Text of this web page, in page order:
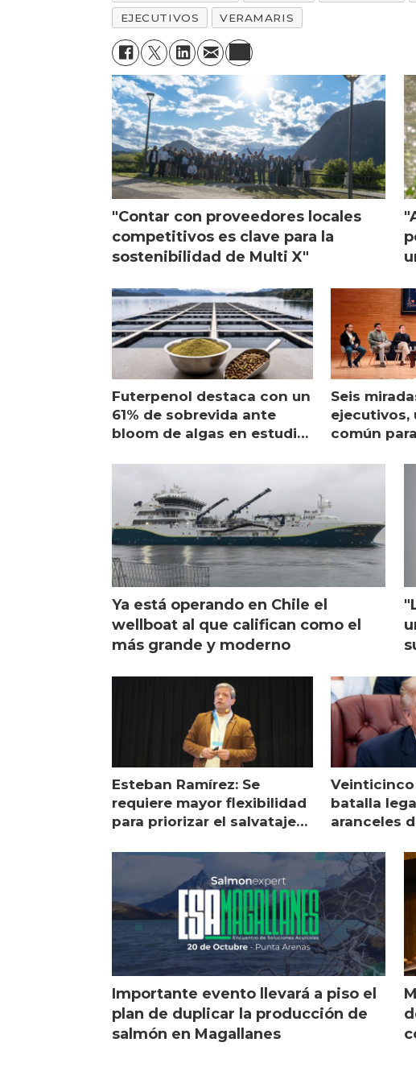
EJECUTIVOS
VERAMARIS
"Contar con proveedores locales
competitivos es clave para la
sostenibilidad de Multi X"
Futerpenol destaca con un
61% de sobrevida ante
bloom de algas en estudio
Seis
ejecutivos,
común
Ya está operando en Chile el
wellboat al que califican como el
más grande y moderno
Esteban Ramírez: Se
requiere mayor flexibilidad
para priorizar el salvataje
batalla
aranceles
Importante evento llevará a piso el
plan de duplicar la producción de
salmón en Magallanes